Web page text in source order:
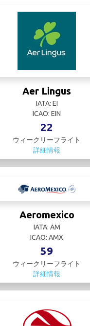
Aer Lingus
IATA: EI
ICAO: EIN
22
ウィークリーフライト
詳細情報
Aeromexico
IATA: AM
ICAO: AMX
59
ウィークリーフライト
詳細情報